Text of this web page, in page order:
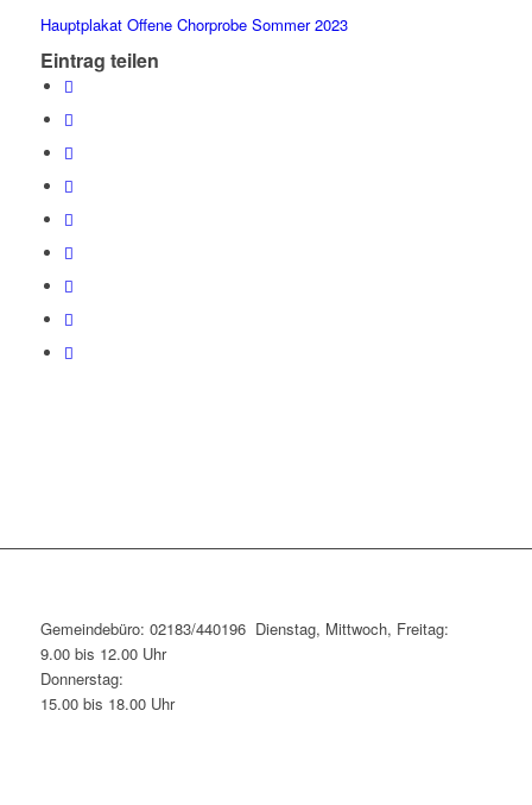
Hauptplakat Offene Chorprobe Sommer 2023
Eintrag teilen
Gemeindebüro: 02183/440196 Dienstag, Mittwoch, Freitag:
9.00 bis 12.00 Uhr
Donnerstag:
15.00 bis 18.00 Uhr